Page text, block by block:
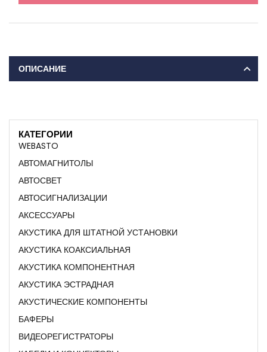
ОПИСАНИЕ
КАТЕГОРИИ
WEBASTO
АВТОМАГНИТОЛЫ
АВТОСВЕТ
АВТОСИГНАЛИЗАЦИИ
АКСЕССУАРЫ
АКУСТИКА ДЛЯ ШТАТНОЙ УСТАНОВКИ
АКУСТИКА КОАКСИАЛЬНАЯ
АКУСТИКА КОМПОНЕНТНАЯ
АКУСТИКА ЭСТРАДНАЯ
АКУСТИЧЕСКИЕ КОМПОНЕНТЫ
БАФЕРЫ
ВИДЕОРЕГИСТРАТОРЫ